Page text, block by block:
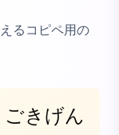
るコピペ用の
きげん